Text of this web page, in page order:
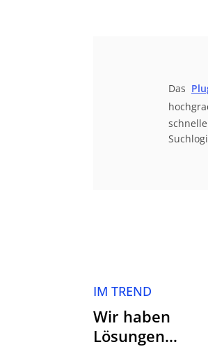
Das
IM TREND
Wir haben
Lösungen…